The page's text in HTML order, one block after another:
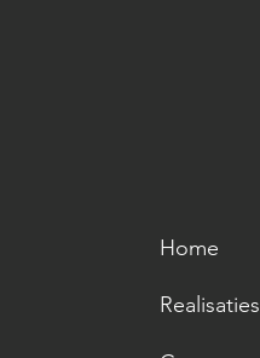
Home
Realisaties